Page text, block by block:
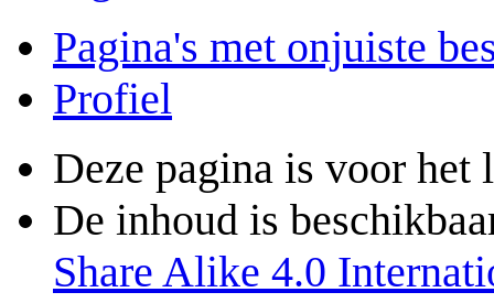
Pagina's met onjuiste
Profiel
Deze pagina is voor het
De inhoud is
Share Alike 4.0